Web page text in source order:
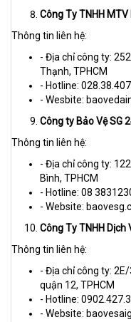
Công Ty TNHH
Thông tin liên hệ:
- Địa chỉ công ty:
Thạnh, TPHCM
- Hotline:
- Wesbite:
Công ty Bảo Vệ SG
Thông tin liên hệ:
- Địa chỉ công ty:
Bình, TPHCM
- Hotline: 08
- Website:
Công Ty TNHH Dịch
Thông tin liên hệ:
- Địa chỉ công ty:
quận 12, TPHCM
- Hotline:
- Website: